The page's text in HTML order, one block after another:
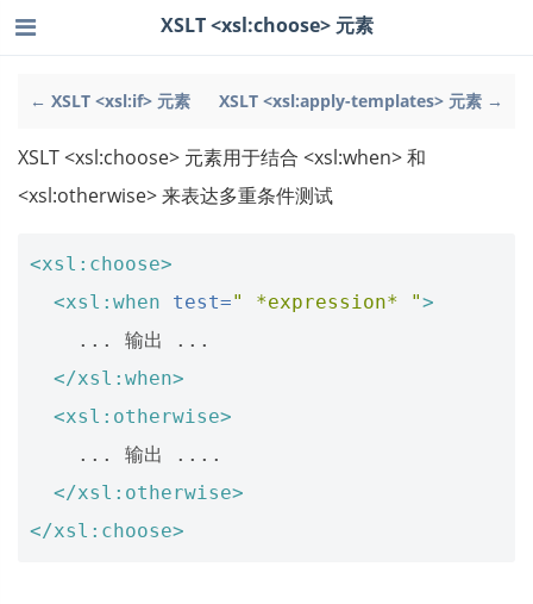
← XSLT <xsl:if> 元素 XSLT <xsl:apply-templates> 元素 →
XSLT <xsl:choose> 元素
XSLT <xsl:choose> 元素用于结合 <xsl:when> 和
<xsl:otherwise> 来表达多重条件测试
<xsl:choose>
<xsl:when
test=" *expression* ">
</xsl:when>
<xsl:otherwise>
</xsl:otherwise>
</xsl:choose>